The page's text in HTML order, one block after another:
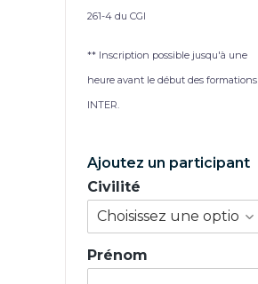
261-4 du CGI
** Inscription possible jusqu'à une
heure avant le début des formations
INTER.
Ajoutez un participant
Civilité
Prénom